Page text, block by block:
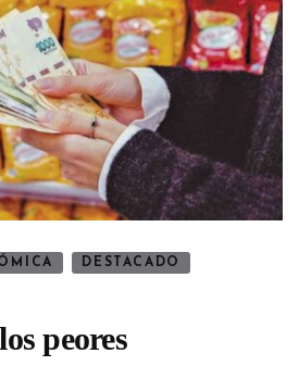
DESTACADO
peores